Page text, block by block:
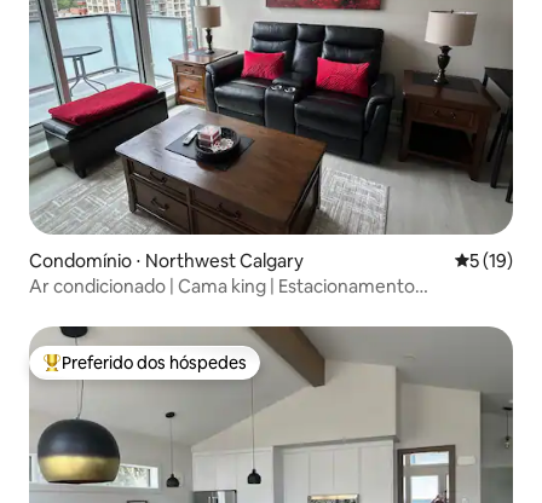
Condomínio ⋅ Northwest Calgary 5 de uma
5 (19)
Ar condicionado | Cama king | Estacionamento
Entre os melhores preferidos dos hóspedes
Preferido dos hóspedes